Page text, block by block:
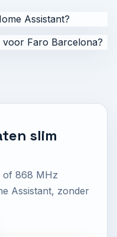
Assistant?
voor Faro Barcelona?
slim
of 868 MHz
Assistant, zonder